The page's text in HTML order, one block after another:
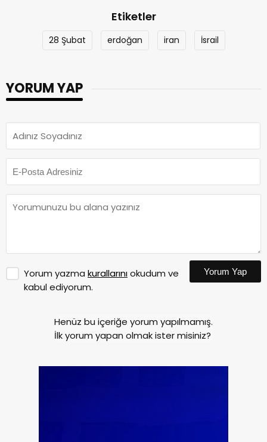
Etiketler
28 Şubat erdoğan iran İsrail
YORUM YAP
Yorum yazma kurallarınıokudum ve
kabul ediyorum.
Yorum Yap
Henüz bu içeriğe yorum yapılmamış.
İlk yorum yapan olmak ister misiniz?